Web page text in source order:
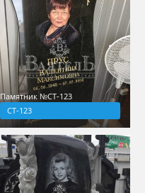
Памятник №СТ-123
СТ-123